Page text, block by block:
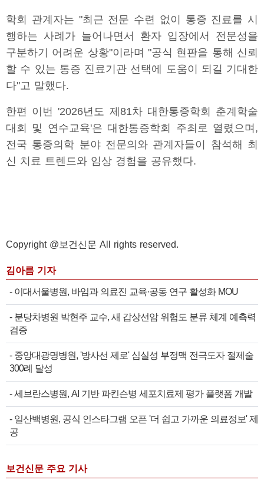
학회 관계자는 "최근 전문 수련 없이 통증 진료를 시
행하는 사례가 늘어나면서 환자 입장에서 전문성을
구분하기 어려운 상황"이라며 "공식 현판을 통해 신뢰
할 수 있는 통증 진료기관 선택에 도움이 되길 기대한
다"고 말했다.
한편 이번 '2026년도 제81차 대한통증학회 춘계학술
대회 및 연수교육'은 대한통증학회 주최로 열렸으며,
전국 통증의학 분야 전문의와 관계자들이 참석해 최
신 치료 트렌드와 임상 경험을 공유했다.
Copyright @보건신문 All rights reserved.
김아름 기자
- 이대서울병원, 바임과 의료진 교육·공동 연구 활성화 MOU
- 분당차병원 박현주 교수, 새 갑상선암 위험도 분류 체계 예측력
검증
- 중앙대광명병원, '방사선 제로' 심실성 부정맥 전극도자 절제술
300례 달성
-세브란스병원, AI 기반 파킨슨병 세포치료제 평가 플랫폼 개발
- 일산백병원, 공식 인스타그램 오픈 '더 쉽고 가까운 의료정보' 제
공
보건신문 주요 기사